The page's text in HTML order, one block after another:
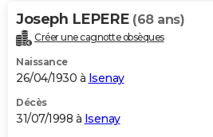
Joseph LEPERE (68 ans)
Créer une cagnotte obsèques
Naissance
26/04/1930 à Isenay
Décès
31/07/1998 à Isenay